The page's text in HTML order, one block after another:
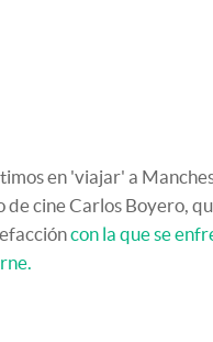
en 'viajar' a
de cine Carlos Boyero,
con la que se